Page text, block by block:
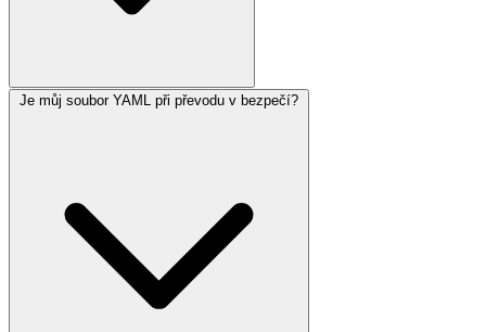
Je můj soubor YAML při převodu v bezpečí?